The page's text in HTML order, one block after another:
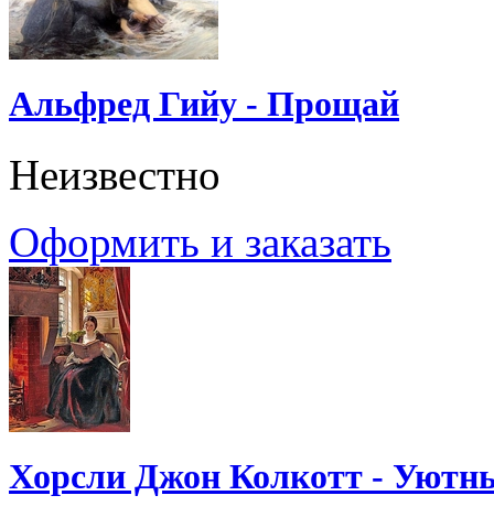
Альфред Гийу - Прощай
Неизвестно
Оформить и заказать
Хорсли Джон Колкотт -